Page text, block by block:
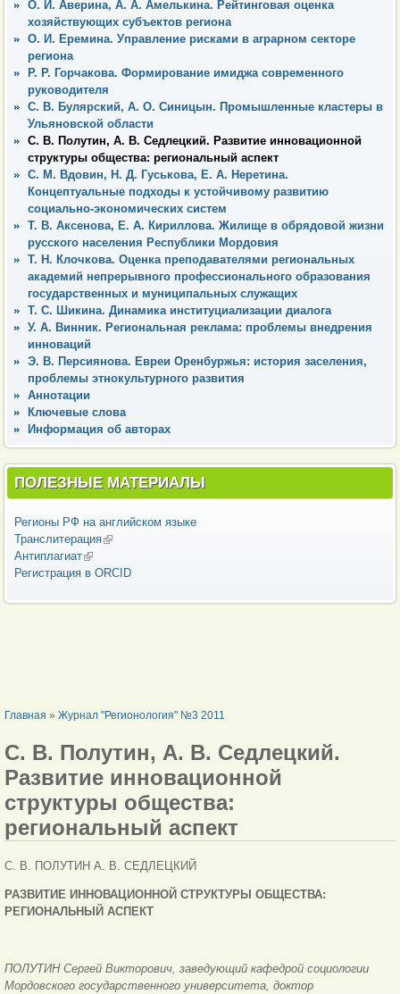
О. И. Аверина, А. А. Амелькина. Рейтинговая оценка
хозяйствующих субъектов региона
О. И. Еремина. Управление рисками в аграрном секторе
региона
Р. Р. Горчакова. Формирование имиджа современного
руководителя
С. В. Булярский, А. О. Синицын. Промышленные кластеры в
Ульяновской области
С. В. Полутин, А. В. Седлецкий. Развитие инновационной
структуры общества: региональный аспект
С. М. Вдовин, Н. Д. Гуськова, Е. А. Неретина.
Концептуальные подходы к устойчивому развитию
социально-экономических систем
Т. В. Аксенова, Е. А. Кириллова. Жилище в обрядовой жизни
русского населения Республики Мордовия
Т. Н. Клочкова. Оценка преподавателями региональных
академий непрерывного профессионального образования
государственных и муниципальных служащих
Т. С. Шикина. Динамика институциализации диалога
У. А. Винник. Региональная реклама: проблемы внедрения
инноваций
Э. В. Персиянова. Евреи Оренбуржья: история заселения,
проблемы этнокультурного развития
Аннотации
Ключевые слова
Информация об авторах
ПОЛЕЗНЫЕ МАТЕРИАЛЫ
Регионы РФ на английском языке
Транслитерация(внешняя ссылка)
Антиплагиат(внешняя ссылка)
Регистрация в ORCID
ВЫ ЗДЕСЬ
Главная » Журнал "Регионология" №3 2011
С. В. Полутин, А. В. Седлецкий.
Развитие инновационной
структуры общества:
региональный аспект
С. В. ПОЛУТИН А. В. СЕДЛЕЦКИЙ
РАЗВИТИЕ ИННОВАЦИОННОЙ СТРУКТУРЫ ОБЩЕСТВА:
РЕГИОНАЛЬНЫЙ АСПЕКТ
ПОЛУТИН Сергей Викторович, заведующий кафедрой социологии
Мордовского государственного университета, доктор